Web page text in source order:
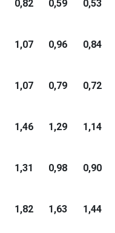
0,82 0,59 0,53
1,07 0,96 0,84
1,07 0,79 0,72
1,46 1,29 1,14
1,31 0,98 0,90
1,82 1,63 1,44